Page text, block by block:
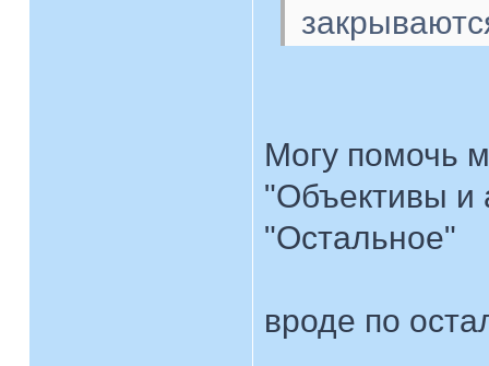
Могу помочь
"Объективы и
"Остальное"
вроде по